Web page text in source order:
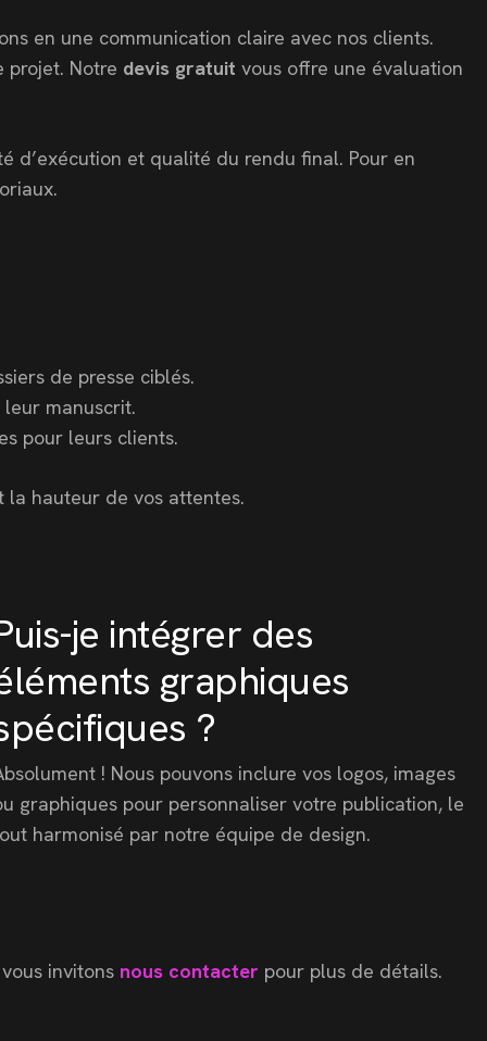
en une communication claire avec nos clients.
projet. Notre devis gratuit vous offre une évaluation
d’exécution et qualité du rendu final. Pour en
de presse ciblés.
manuscrit.
pour leurs clients.
la hauteur de vos attentes.
je intégrer des
graphiques
?
! Nous pouvons inclure vos logos, images
graphiques pour personnaliser votre publication, le
harmonisé par notre équipe de design.
invitons nous contacter pour plus de détails.